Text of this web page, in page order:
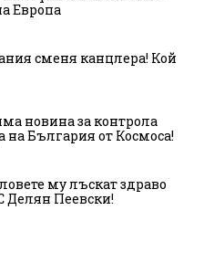
Европа
сменя канцлера! Кой
новина за контрола
на България от Космоса!
му лъскат здраво
Пеевски!